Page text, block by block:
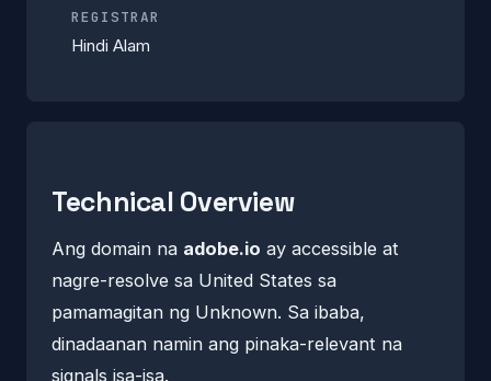
REGISTRAR
Hindi Alam
Technical Overview
Ang domain na adobe.io ay accessible at
nagre-resolve sa United States sa
pamamagitan ng Unknown. Sa ibaba,
dinadaanan namin ang pinaka-relevant na
signals isa-isa.